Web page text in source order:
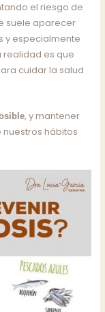
el riesgo de
suele aparecer
y especialmente
realidad es que
cuidar la salud
, y mantener
hábitos